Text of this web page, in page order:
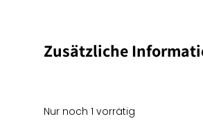
Zusätzliche
Nur noch 1 vorrätig